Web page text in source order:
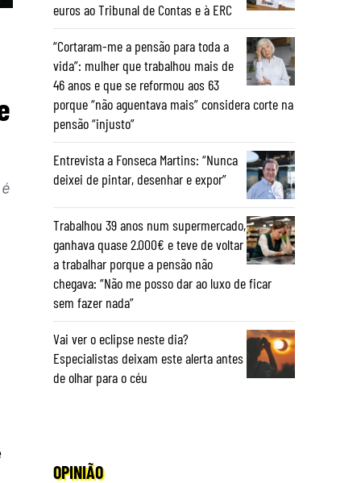
euros ao Tribunal de Contas e à ERC
“Cortaram-me a pensão para toda a
vida”: mulher que trabalhou mais de
46 anos e que se reformou aos 63
porque “não aguentava mais” considera corte na
pensão “injusto”
Entrevista a Fonseca Martins: “Nunca
deixei de pintar, desenhar e expor”
Trabalhou 39 anos num supermercado,
ganhava quase 2.000€ e teve de voltar
a trabalhar porque a pensão não
chegava: “Não me posso dar ao luxo de ficar
sem fazer nada”
Vai ver o eclipse neste dia?
Especialistas deixam este alerta antes
de olhar para o céu
OPINIÃO